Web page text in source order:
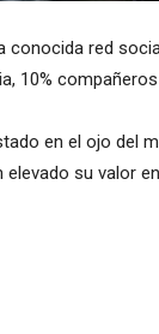
red
10%
en el ojo del
su valor